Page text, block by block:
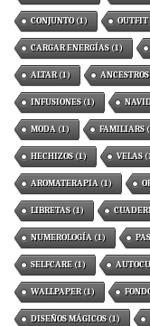
CONJUNTO(1) OUTFIT
CARGAR ENERGÍAS(1)
ALTAR(1) ANCESTROS
INFUSIONES(1)
MODA (1) FAMILIARS
HECHIZOS(1) VELAS
AROMATERAPIA (1)
LIBRETAS(1)
NUMEROLOGÍA (1)
SELFCARE(1)
WALLPAPER(1)
DISEÑOS MÁGICOS(1)